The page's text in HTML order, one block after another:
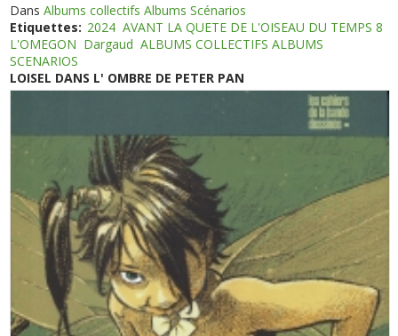
DansAlbums collectifs Albums Scénarios
Etiquettes: 2024 AVANT LA QUETE DE L'OISEAU DU TEMPS 8
L'OMEGON Dargaud ALBUMS COLLECTIFS ALBUMS
SCENARIOS
LOISEL DANS L' OMBRE DE PETER PAN